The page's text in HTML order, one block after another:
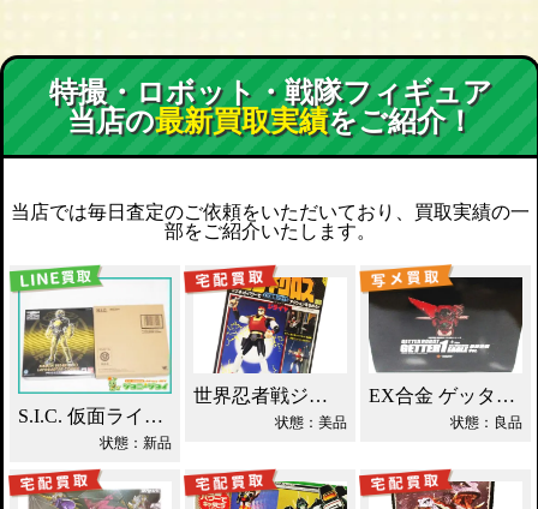
特撮・ロボット・戦隊フィギュア
当店の最新買取実績をご紹介！
当店では毎日査定のご依頼をいただいており、買取実績の一
部をご紹介いたします。
S.I.C. 仮面ライダーオーズ ラトラーターコンボ買取
状態：新品
世界忍者戦ジライヤ DX磁気 買取！
状態：美品
EX合金 ゲッターロボ ゲッター1 買取！
状態：良品